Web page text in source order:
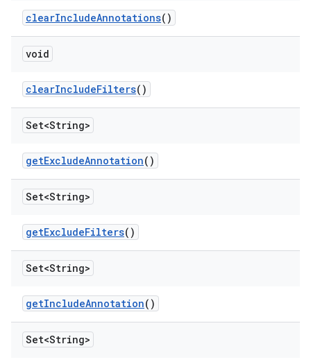
clearIncludeAnnotations()
void
clearIncludeFilters()
Set<String>
getExcludeAnnotation()
Set<String>
getExcludeFilters()
Set<String>
getIncludeAnnotation()
Set<String>